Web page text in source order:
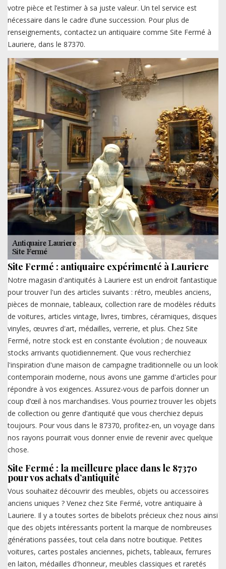
votre pièce et l’estimer à sa juste valeur. Un tel service est
nécessaire dans le cadre d’une succession. Pour plus de
renseignements, contactez un antiquaire comme Site Fermé à
Lauriere, dans le 87370.
Site Fermé : antiquaire expérimenté à Lauriere
Notre magasin d'antiquités à Lauriere est un endroit fantastique
pour trouver l'un des articles suivants : rétro, meubles anciens,
pièces de monnaie, tableaux, collection rare de modèles réduits
de voitures, articles vintage, livres, timbres, céramiques, disques
vinyles, œuvres d'art, médailles, verrerie, et plus. Chez Site
Fermé, notre stock est en constante évolution ; de nouveaux
stocks arrivants quotidiennement. Que vous recherchiez
l'inspiration d'une maison de campagne traditionnelle ou un look
contemporain moderne, nous avons une gamme d'articles pour
répondre à vos exigences. Assurez-vous de parfois donner un
coup d’œil à nos marchandises. Vous pourriez trouver les objets
de collection ou genre d’antiquité que vous cherchiez depuis
toujours. Pour vous dans le 87370, profitez-en, un voyage dans
nos rayons pourrait vous donner envie de revenir avec quelque
chose.
Site Fermé : la meilleure place dans le 87370
pour vos achats d’antiquité
Vous souhaitez découvrir des meubles, objets ou accessoires
anciens uniques ? Venez chez Site Fermé, votre antiquaire à
Lauriere. Il y a toutes sortes de bibelots précieux chez nous ainsi
que des objets intéressants portent la marque de nombreuses
générations passées, tout cela dans notre boutique. Petites
voitures, cartes postales anciennes, pichets, tableaux, ferrures
en laiton, médailles d'honneur, meubles classiques et raretés